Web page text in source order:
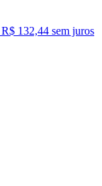
R$ 132,44 sem juros